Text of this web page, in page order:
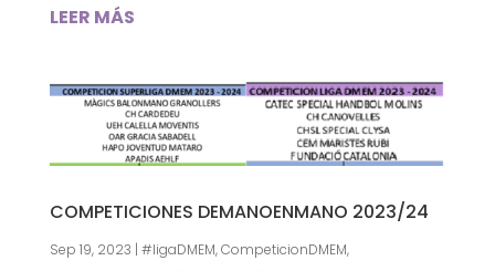
LEER MÁS
COMPETICIONES DEMANOENMANO 2023/24
Sep 19, 2023 | #ligaDMEM,CompeticionDMEM,